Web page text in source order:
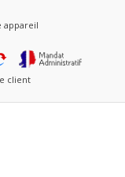
appareil
client